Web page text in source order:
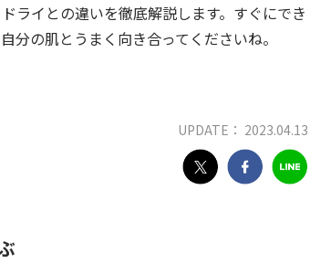
ライとの違いを徹底解説します。すぐにでき
分の肌とうまく向き合ってくださいね。
UPDATE： 2023.04.13